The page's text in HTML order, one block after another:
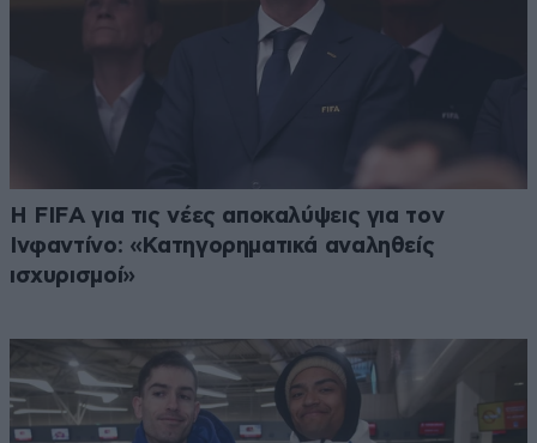
Η FIFA για τις νέες αποκαλύψεις για τον
Ινφαντίνο: «Κατηγορηματικά αναληθείς
ισχυρισμοί»